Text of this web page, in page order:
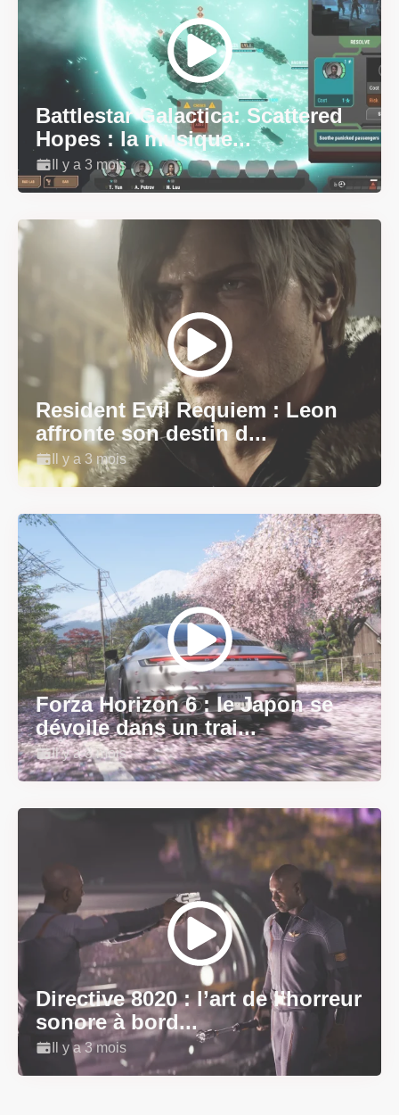
Battlestar Galactica: Scattered
Hopes : la musique...
Il y a 3 mois
Resident Evil Requiem : Leon
affronte son destin d...
Il y a 3 mois
Forza Horizon 6 : le Japon se
dévoile dans un trai...
Il y a 3 mois
Directive 8020 : l’art de l’horreur
sonore à bord...
Il y a 3 mois